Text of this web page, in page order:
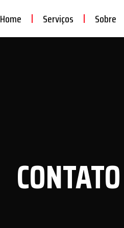
Home Serviços Sobre
CONTATO